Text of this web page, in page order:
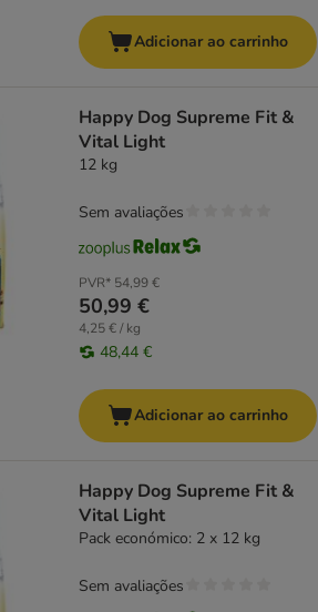
Adicionar ao carrinho
Happy Dog Supreme Fit &
Vital Light
12 kg
PVR* 54,99 €
50,99 €
4,25 € / kg
48,44 €
Sem avaliações
Adicionar ao carrinho
Happy Dog Supreme Fit &
Vital Light
Pack económico: 2 x 12 kg
Sem avaliações